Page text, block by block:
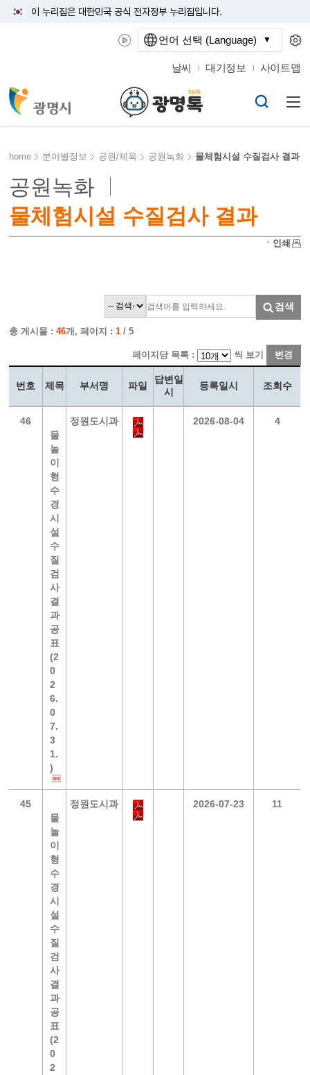
이 누리집은 대한민국 공식 전자정부 누리집입니다.
날씨 대기정보 사이트맵
home 분야별정보 공원/체육 공원녹화 물체험시설 수질검사 결과
공원녹화
물체험시설 수질검사 결과
ㆍ인쇄
검색
총 게시물 :46개, 페이지 :1 / 5
페이지당 목록 : 씩 보기 변경
번호 제목 부서명 파일
답변일
시
등록일시 조회수
46
물
놀
이
형
수
경
시
설
수
질
검
사
결
과
공
표
(2
0
2
6.
0
7.
3
1.
)
정원도시과 2026-08-04 4
45
물
놀
이
형
수
경
시
설
수
질
검
사
결
과
공
표
(2
0
2
정원도시과 2026-07-23 11
언어 선택 (Language)